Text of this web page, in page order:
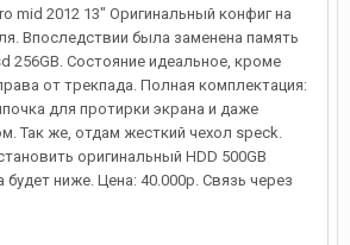
mid 2012 13" Оригинальный конфиг на
Впоследствии была заменена память
256GB. Состояние идеальное, кроме
от трекпада. Полная комплектация:
для протирки экрана и даже
Так же, отдам жесткий чехол speсk.
оригинальный HDD 500GB
будет ниже. Цена: 40.000р. Связь через